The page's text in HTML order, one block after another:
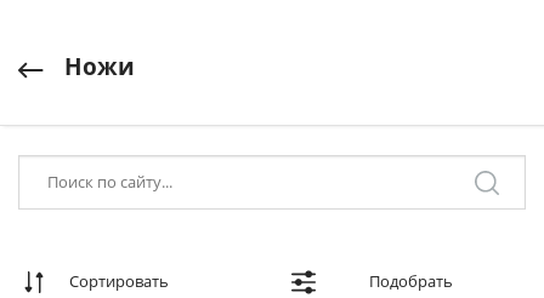
Ножи
Сортировать Подобрать